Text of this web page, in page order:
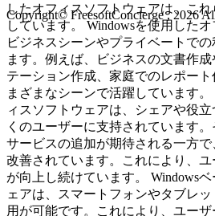
したオフィスソフトウェアは、こ
しています。 Windowsを使用した
ビジネスシーンやプライベートで
ます。例えば、ビジネスの文書作
テーション作成、家庭でのレポー
まざまなシーンで活躍しています。
ィスソフトウェアは、シェアや役
くのユーザーに支持されています
サービスの追加が期待される一方
改善されています。これにより、
が向上し続けています。 Windows
ェアは、スマートフォンやタブレ
用が可能です。これにより、ユー
Copyright© FreesoftConcierge , 2026